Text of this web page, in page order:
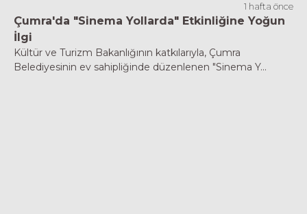
1 hafta önce
Çumra'da "Sinema Yollarda" Etkinliğine Yoğun
İlgi
Kültür ve Turizm Bakanlığının katkılarıyla, Çumra
Belediyesinin ev sahipliğinde düzenlenen "Sinema Y...